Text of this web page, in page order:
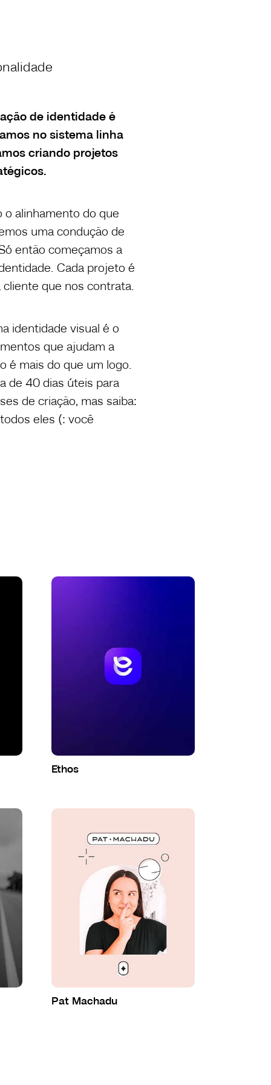
de identidade é
no sistema linha
criando projetos
alinhamento do que
uma condução de
então começamos a
Cada projeto é
cliente que nos contrata.
identidade visual é o
que ajudam a
é mais do que um logo.
de 40 dias úteis para
de criação, mas saiba:
eles (: você
Ethos
Pat Machadu